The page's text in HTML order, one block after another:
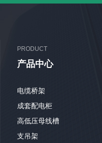
PRODUCT
产品中心
电缆桥架
成套配电柜
高低压母线槽
支吊架